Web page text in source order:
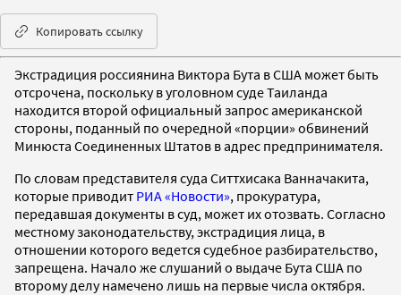
Копировать ссылку
Экстрадиция россиянина Виктора Бута в США может быть
отсрочена, поскольку в уголовном суде Таиланда
находится второй официальный запрос американской
стороны, поданный по очередной «порции» обвинений
Минюста Соединенных Штатов в адрес предпринимателя.
По словам представителя суда Ситтхисака Ванначакита,
которые приводит РИА «Новости», прокуратура,
передавшая документы в суд, может их отозвать. Согласно
местному законодательству, экстрадиция лица, в
отношении которого ведется судебное разбирательство,
запрещена. Начало же слушаний о выдаче Бута США по
второму делу намечено лишь на первые числа октября.